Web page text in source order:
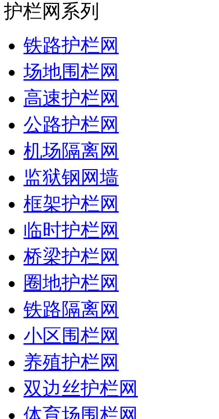
护栏网系列
铁路护栏网
场地围栏网
高速护栏网
公路护栏网
机场隔离网
监狱钢网墙
框架护栏网
临时护栏网
桥梁护栏网
圈地护栏网
铁路隔离网
小区围栏网
养殖护栏网
双边丝护栏网